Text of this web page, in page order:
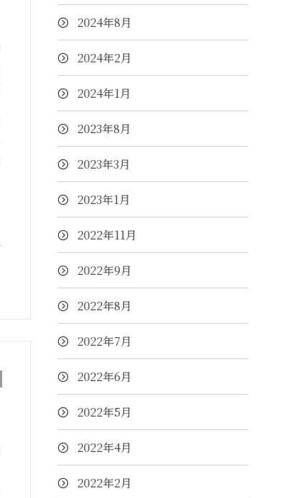
2024年8月
2024年2月
2024年1月
2023年8月
2023年3月
2023年1月
2022年11月
2022年9月
2022年8月
2022年7月
2022年6月
2022年5月
2022年4月
2022年2月